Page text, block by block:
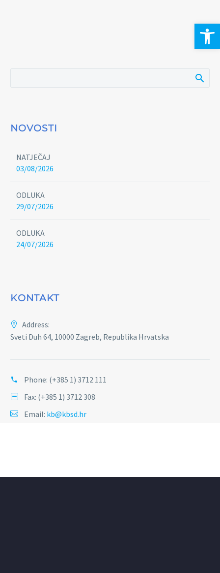
NOVOSTI
NATJEČAJ
03/08/2026
ODLUKA
29/07/2026
ODLUKA
24/07/2026
KONTAKT
Address:
Sveti Duh 64, 10000 Zagreb, Republika Hrvatska
Phone: (+385 1) 3712 111
Fax: (+385 1) 3712 308
Email: kb@kbsd.hr